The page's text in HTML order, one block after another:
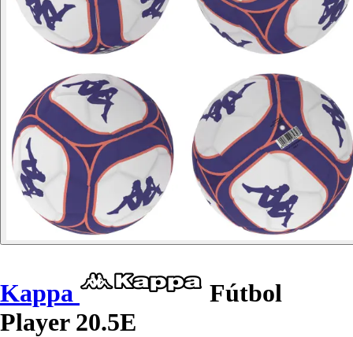
Kappa
Fútbol
Player 20.5E